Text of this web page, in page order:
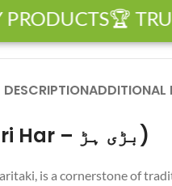
🏆
DESCRIPTIONADDITIONAL
Chebulic Myrobalan (Bari Har – بڑی ہڑ)
is a cornerstone of